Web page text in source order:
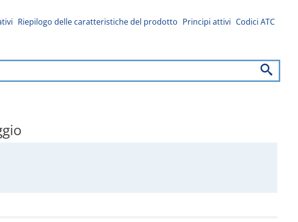
Riepilogo delle caratteristiche del prodotto Principi attivi Codici ATC